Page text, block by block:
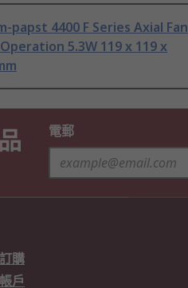
papst 4400 F Series Axial Fan
Operation 5.3W 119 x 119 x
電郵
購
戶